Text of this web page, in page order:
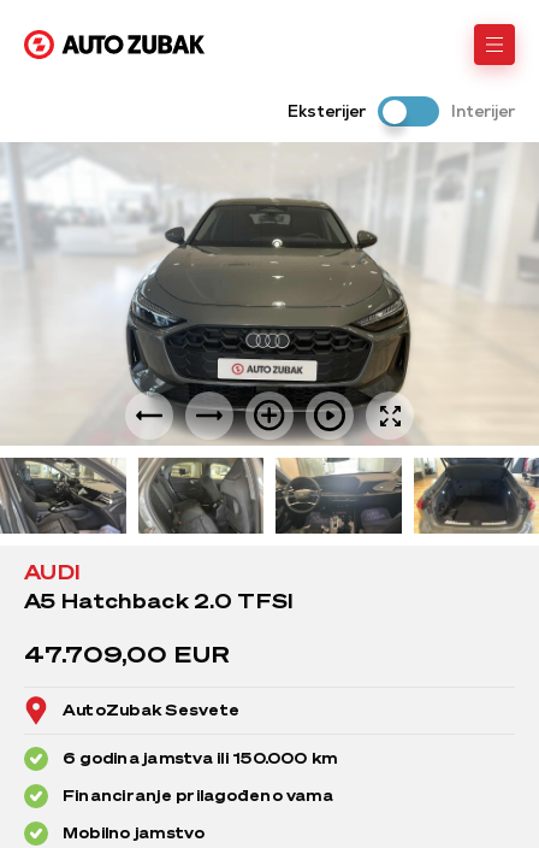
Eksterijer Interijer
AUDI
A5 Hatchback 2.0 TFSI
47.709,00 EUR
AutoZubak Sesvete
6 godina jamstva ili 150.000 km
Financiranje prilagođeno vama
Mobilno jamstvo